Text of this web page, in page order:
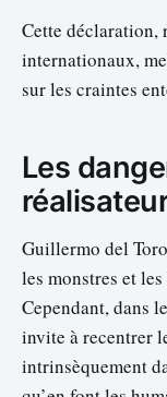
Cette déclaration,
internationaux,
sur les craintes
Les
Guillermo del
les monstres et
Cependant, dans
invite à recentrer
intrinsèquement